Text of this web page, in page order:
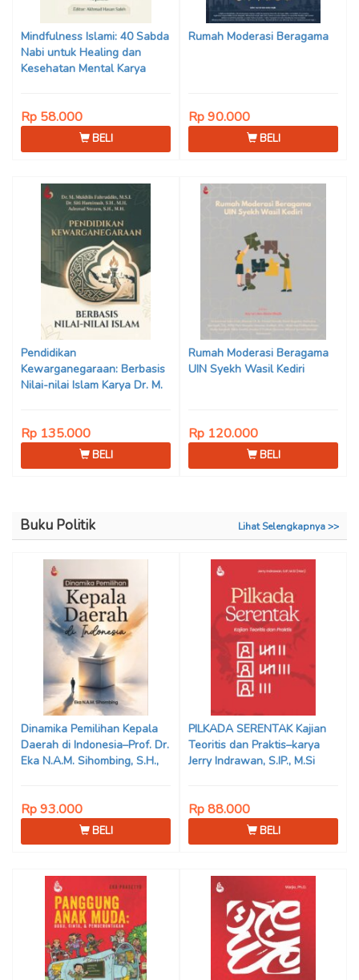
Son Haji, Dede Sunarya,
Iwan Setiawan, Nur Afiatin
Editor: Mi’raj Dodi Kurniawan
Mindfulness Islami: 40 Sabda
Nabi untuk Healing dan
Kesehatan Mental Karya
Saniyya Fadhila, Avanda
Chintya Cahyaning Putri, dan
Arjunedi
Rp 58.000
BELI
Rumah Moderasi Beragama
Rp 90.000
BELI
Pendidikan
Kewarganegaraan: Berbasis
Nilai-nilai Islam Karya Dr. M.
Adrenal Stezen, S.H., M.H.
Rp 135.000
BELI
Rumah Moderasi Beragama
UIN Syekh Wasil Kediri
Rp 120.000
BELI
Buku Politik Lihat Selengkapnya >>
Dinamika Pemilihan Kepala
Daerah di Indonesia–Prof. Dr.
Eka N.A.M. Sihombing, S.H.,
Rp 93.000
BELI
PILKADA SERENTAK Kajian
Teoritis dan Praktis–karya
Jerry Indrawan, S.IP., M.Si
Rp 88.000
BELI